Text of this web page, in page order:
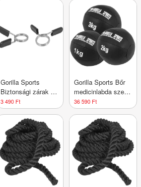
Gorilla Sports
Biztonsági zárak 2
db rugós 30 mm
3 490 Ft
Gorilla Sports Bőr
medicinlabda szett
fekete 6 kg 3 db
36 590 Ft